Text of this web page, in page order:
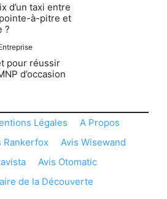
d’un taxi entre
à-pitre et
?
pour réussir
d’occasion
Légales
A Propos
Rankerfox
Avis Wisewand
Avis Otomatic
de la Découverte